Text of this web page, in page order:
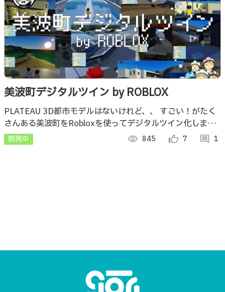
美波町デジタルツイン by ROBLOX
PLATEAU 3D都市モデルはないけれど、、 すごい！がたく
さんある美波町をRobloxを使ってデジタルツイン化しまし
た！
開発中 visibility 845 thumb_up_alt 7 comment 1